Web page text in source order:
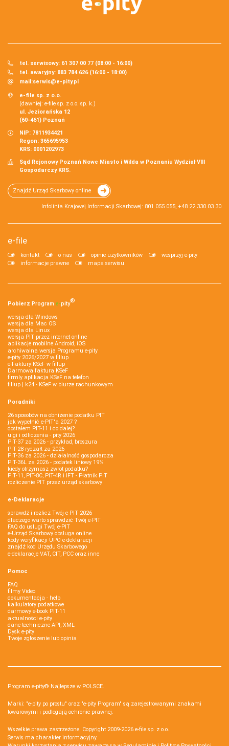
tel. serwisowy: 61 307 00 77 (08:00 - 16:00)
tel. awaryjny: 883 784 626 (16:00 - 18:00)
mail:serwis@e-pity.pl
e-file sp. z o.o.
(dawniej: e-file sp. z o.o. sp. k.)
ul. Jeziorańska 12
(60-461) Poznań
NIP: 7811934421
Regon: 365695953
KRS: 0001202973
Sąd Rejonowy Poznań Nowe Miasto i Wilda w Poznaniu Wydział VIII
Gospodarczy KRS.
Znajdź Urząd Skarbowy online
Infolinia Krajowej Informacji Skarbowej: 801 055 055, +48 22 330 03 30
e-file
kontakt o nas opinie użytkowników
wesprzyj e-pity
informacje prawne
mapa serwisu
Pobierz Program e‑pity®
wersja dla Windows
wersja dla Mac OS
wersja dla Linux
wersja PIT przez internet online
aplikacje mobilne Android, iOS
archiwalna wersja Programu e-pity
e-pity 2026/2027 w fillup
e‑Faktury KSeF w fillup
Darmowa faktura KSeF
firmly aplikacja KSeF na telefon
fillup | k24 - KSeF w biurze rachunkowym
Poradniki
26 sposobów na obniżenie podatku PIT
jak wypełnić e-PIT'a 2027 ?
dostałem PIT-11 i co dalej?
ulgi i odliczenia - pity 2026
PIT-37 za 2026 - przykład, broszura
PIT-28 ryczałt za 2026
PIT-36 za 2026 - działalność gospodarcza
PIT-36L za 2026 - podatek liniowy 19%
kiedy otrzymasz zwrot podatku?
PIT-11, PIT-8C, PIT-4R i IFT - Płatnik PIT
rozliczenie PIT przez urząd skarbowy
e-Deklaracje
sprawdź i rozlicz Twój e PIT 2026
dlaczego warto sprawdzić Twój e-PIT
FAQ do usługi Twój e-PIT
e-Urząd Skarbowy obsługa online
kody weryfikacji UPO e-deklaracji
znajdź kod Urzędu Skarbowego
e-deklaracje VAT, CIT, PCC oraz inne
Pomoc
FAQ
filmy Video
dokumentacja - help
kalkulatory podatkowe
darmowy e-book PIT-11
aktualności e-pity
dane techniczne API, XML
Dysk e-pity
Twoje zgłoszenie lub opinia
Program e-pity® Najlepsze w POLSCE.
Marki: "e-pity po prostu" oraz "e-pity Program" są zarejestrowanymi znakami
towarowymi i podlegają ochronie prawnej.
Wszelkie prawa zastrzeżone. Copyright 2009-2026 e-file sp. z o.o.
Serwis ma charakter informacyjny.